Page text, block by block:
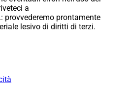
a
provvederemo prontamente
lesivo di diritti di terzi.